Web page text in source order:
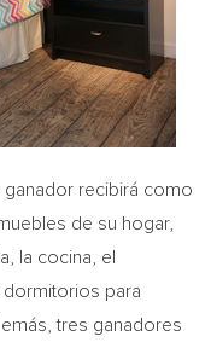
recibirá como
de su hogar,
la cocina, el
para
tres ganadores